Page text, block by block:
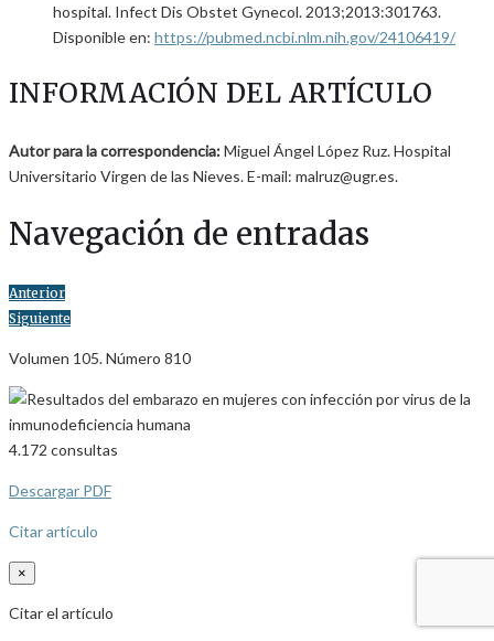
hospital. Infect Dis Obstet Gynecol. 2013;2013:301763.
Disponible en: https://pubmed.ncbi.nlm.nih.gov/24106419/
INFORMACIÓN DEL ARTÍCULO
Autor para la correspondencia:Miguel Ángel López Ruz. Hospital
Universitario Virgen de las Nieves. E-mail: malruz@ugr.es.
Navegación de entradas
Anterior
Siguiente
Volumen 105. Número 810
4.172 consultas
Descargar PDF
Citar artículo
×
Citar el artículo